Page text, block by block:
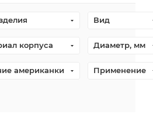
Вид
корпуса Диаметр, мм
американки Применение